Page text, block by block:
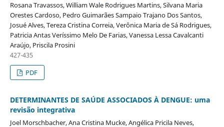
Rosana Travassos, William Wale Rodrigues Martins, Silvana Maria
Orestes Cardoso, Pedro Guimarães Sampaio Trajano Dos Santos,
Josué Alves, Tereza Cristina Correia, Verônica Maria de Sá Rodrigues,
Patricia Antas Veríssimo Melo De Farias, Vanessa Lessa Cavalcanti
Araújo, Priscila Prosini
427-435
PDF
DETERMINANTES DE SAÚDE ASSOCIADOS À DENGUE: uma
revisão integrativa
Joel Morschbacher, Ana Cristina Mucke, Angélica Pricila Neves,